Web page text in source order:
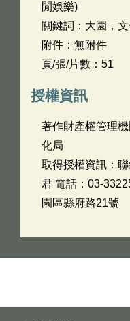
閒娛樂)
關鍵詞：大園，
附件：無附件
頁/張/片數：51
授權資訊
著作財產權管理
化局
取得授權資訊：
君 電話：03-
園區縣府路21號